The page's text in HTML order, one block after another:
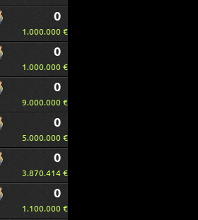
0
1.000.000 €
0
1.000.000 €
0
9.000.000 €
0
5.000.000 €
0
3.870.414 €
0
1.100.000 €